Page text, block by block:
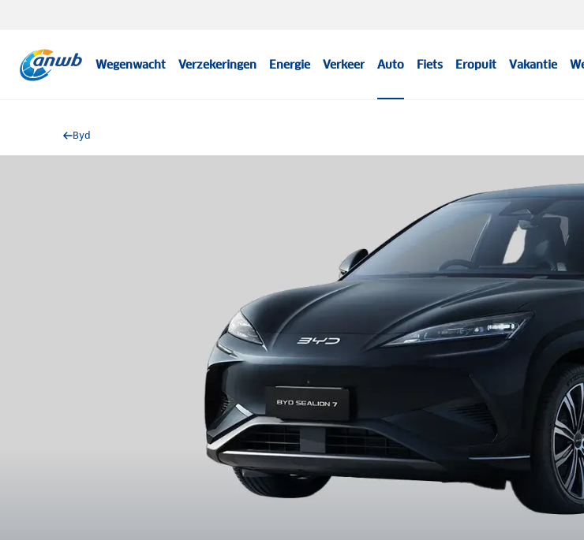
Wegenwacht Verzekeringen Energie Verkeer Auto Fiets Eropuit Vakantie
Byd